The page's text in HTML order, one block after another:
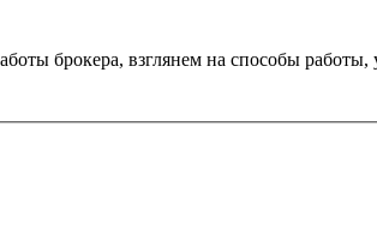
брокера, взглянем на способы работы,